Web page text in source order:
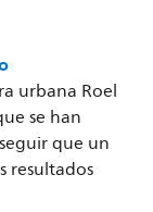
urbana Roel
se han
que un
resultados